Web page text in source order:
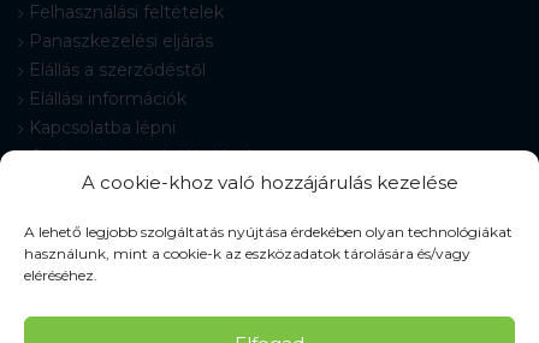
A cookie-khoz való hozzájárulás kezelése
A lehető legjobb szolgáltatás nyújtása érdekében olyan technológiákat
használunk, mint a cookie-k az eszközadatok tárolására és/vagy
eléréséhez.
Felhasználási feltételek
Panaszkezelési eljárás
Elállás a szerződéstől
Elállási információk
Kapcsolatba lépni
Gyakran Ismételt Kérdések
Cookie-beállítások